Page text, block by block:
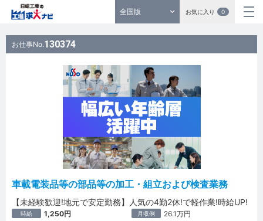
全国版 お気に入り 0
お仕事No.130374
車載電装品等の部品等の加工・組立および検査業務
【未経験歓迎!地元で安定勤務】人気の4勤2休!で軽作業!時給UP!
時給 1,250円 月収例 26.1万円